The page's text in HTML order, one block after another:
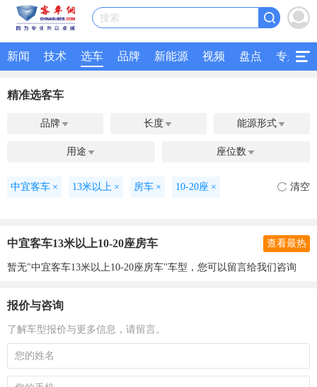
搜索
新闻 技术 选车 品牌 新能源 视频 盘点 专题
精准选客车
品牌  长度  能源形式 
用途  座位数 
中宜客车 × 13米以上 × 房车 × 10-20座 × 清空
中宜客车13米以上10-20座房车 查看最热
暂无"中宜客车13米以上10-20座房车"车型，您可以留言给我们咨询
报价与咨询
了解车型报价与更多信息，请留言。